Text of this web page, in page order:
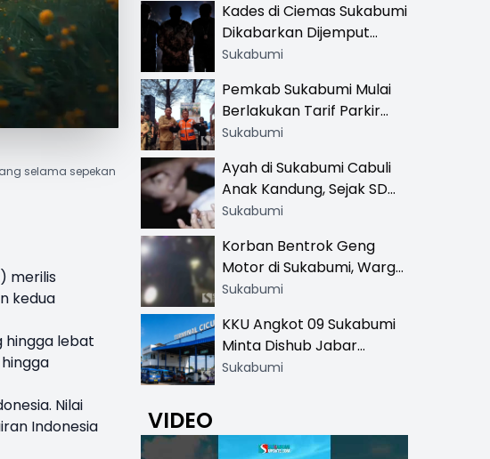
selama sepekan
) merilis
kedua
hingga lebat
Nilai
Indonesia
Kades di Ciemas Sukabumi
Dikabarkan Dijemput
Satnarkoba, Polisi
Sukabumi
Pemkab Sukabumi Mulai
Berlakukan Tarif Parkir
Resmi di 13 Lokasi Wisata,
Khusus
Sukabumi
Ayah di Sukabumi Cabuli
Anak Kandung, Sejak SD
Hingga SMA
Sukabumi
Korban Bentrok Geng
Motor di Sukabumi, Warga
dan Sopir Tangki
Sukabumi
KKU Angkot 09 Sukabumi
Minta Dishub Jabar
Tertibkan Trayek Ciawi-
Sukabumi
VIDEO